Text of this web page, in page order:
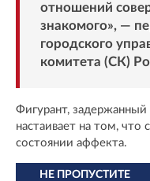
отношений
знакомого», —
городского
комитета (СК)
Фигурант, задержанный
настаивает на том, что
состоянии аффекта.
НЕ ПРОПУСТИТЕ